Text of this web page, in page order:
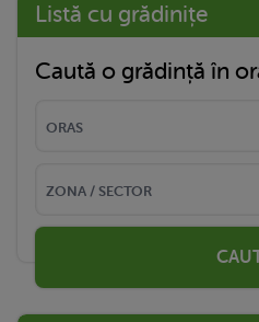
Listă cu grădinițe
Caută o grădință în